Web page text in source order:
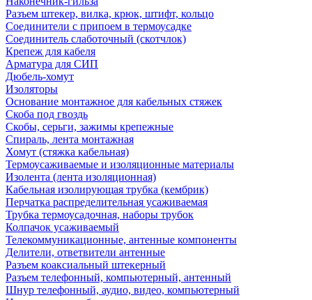
Разъем штекер, вилка, крюк, штифт, кольцо
Соединители с припоем в термоусадке
Соединитель слаботочный (скотчлок)
Крепеж для кабеля
Арматура для СИП
Дюбель-хомут
Изоляторы
Основание монтажное для кабельных стяжек
Скоба под гвоздь
Скобы, серьги, зажимы крепежные
Спираль, лента монтажная
Хомут (стяжка кабельная)
Термоусаживаемые и изоляционные материалы
Изолента (лента изоляционная)
Кабельная изолирующая трубка (кембрик)
Перчатка распределительная усаживаемая
Трубка термоусадочная, наборы трубок
Колпачок усаживаемый
Телекоммуникационные, антенные компоненты
Делители, ответвители антенные
Разъем коаксиальный штекерный
Разъем телефонный, компьютерный, антенный
Шнур телефонный, аудио, видео, компьютерный